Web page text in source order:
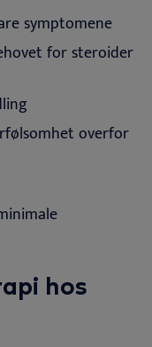
symptomene
for steroider
overfor
hos